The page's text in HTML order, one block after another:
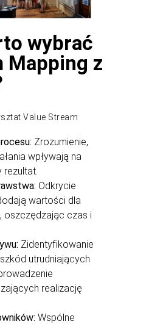
wybrać
Mapping z
Value Stream
Zrozumienie,
wpływają na
Odkrycie
wartości dla
oszczędzając czas i
Zidentyfikowanie
utrudniających
realizację
Wspólne